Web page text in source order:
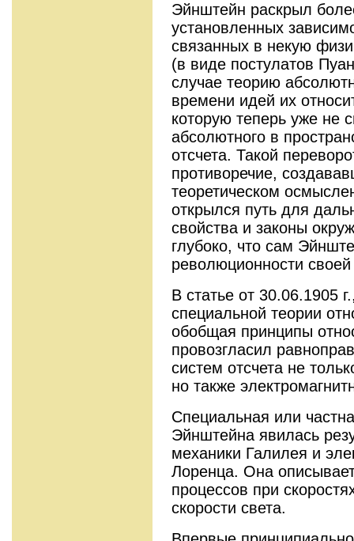
Эйнштейн раскрыл
установленных
связанных в некую
(в виде постулатов
случае теорию
времени идей их
которую теперь уже не
абсолютного в
отсчета. Такой
противоречие,
теоретическом
открылся путь для
свойства и законы
глубоко, что сам
революционности
В статье от 30.06.1905
специальной теории
обобщая принципы
провозгласил
систем отсчета не
но также
Специальная или
Эйнштейна явилась
механики Галилея и
Лоренца. Она
процессов при
скорости света.